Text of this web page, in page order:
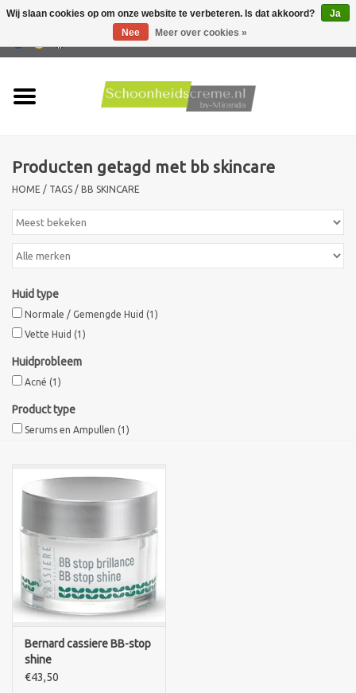
Producten
Huidproblemen
Mannen verzorging
Acties
Sothys Paris
Mila d'Opiz
Bernard cassiere
Pascaud
Fusion Meso
PCA SKINCARE
Ekseption Skincare
Producten getagd met bb skincare
HOME / TAGS / BB SKINCARE
Huid type
Normale / Gemengde Huid (1)
Vette Huid (1)
Huidprobleem
Acné (1)
Product type
Serums en Ampullen (1)
Bernard cassiere BB-stop
shine
€43,50
Wij slaan cookies op om onze website te verbeteren. Is dat akkoord?
Ja
Nee
Meer over cookies »